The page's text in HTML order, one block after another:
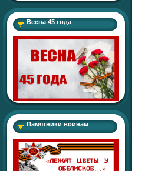
Весна 45 года
Памятники воинам